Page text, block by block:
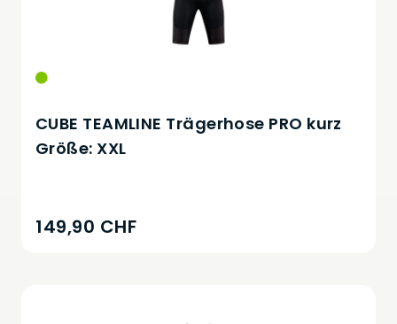
CUBE TEAMLINE Trägerhose PRO kurz
Größe: XXL
149,90 CHF